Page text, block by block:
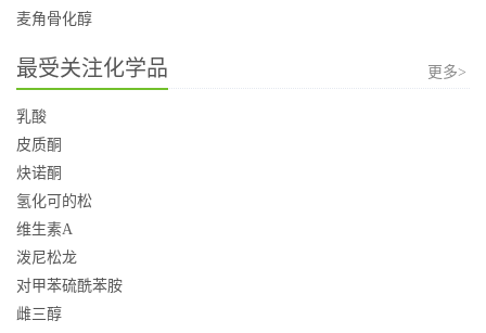
麦角骨化醇
最受关注化学品 更多>
乳酸
皮质酮
炔诺酮
氢化可的松
维生素A
泼尼松龙
对甲苯硫酰苯胺
雌三醇